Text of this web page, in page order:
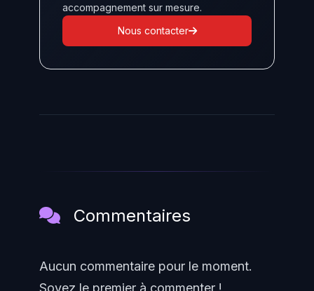
accompagnement sur mesure.
Nous contacter
Commentaires
Aucun commentaire pour le moment.
Soyez le premier à commenter !